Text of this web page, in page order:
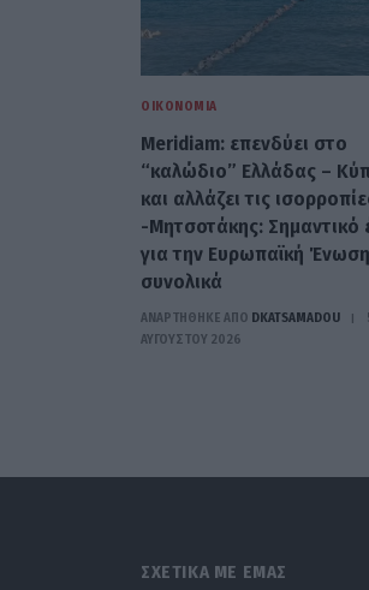
ΟΙΚΟΝΟΜΊΑ
Meridiam: επενδύει στο
“καλώδιο” Ελλάδας –
και αλλάζει τις
-Μητσοτάκης: Σημαντικό
για την Ευρωπαϊκή Ένωση
συνολικά
ΑΝΑΡΤΗΘΗΚΕ ΑΠΟ DKATSAMADOU
ΑΥΓΟΎΣΤΟΥ 2026
ΣΧΕΤΙΚΑ ΜΕ ΕΜΑΣ